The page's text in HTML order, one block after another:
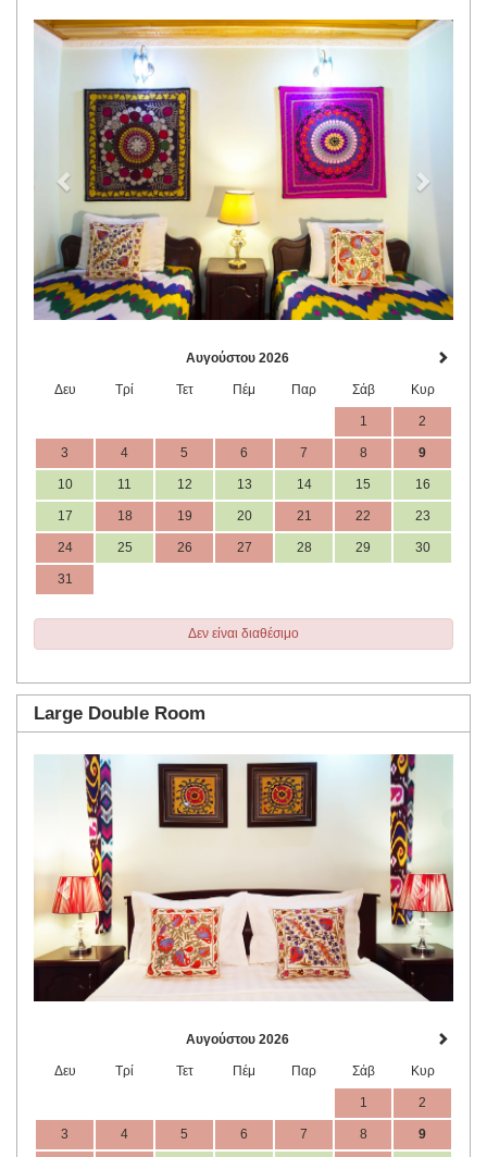
Previous Next
Αυγούστου 2026
Δευ Τρί Τετ Πέμ Παρ Σάβ Κυρ
1 2
3 4 5 6 7 8 9
10 11 12 13 14 15 16
17 18 19 20 21 22 23
24 25 26 27 28 29 30
31
Δεν είναι διαθέσιμο
Large Double Room
Previous
Αυγούστου 2026
Δευ Τρί Τετ Πέμ Παρ Σάβ Κυρ
1 2
3 4 5 6 7 8 9